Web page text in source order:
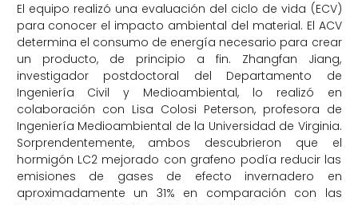
El equipo realizó una evaluación del ciclo de vida (ECV)
para conocer el impacto ambiental del material. El ACV
determina el consumo de energía necesario para crear
un producto, de principio a fin. Zhangfan Jiang,
investigador postdoctoral del Departamento de
Ingeniería Civil y Medioambiental, lo realizó en
colaboración con Lisa Colosi Peterson, profesora de
Ingeniería Medioambiental de la Universidad de Virginia.
Sorprendentemente, ambos descubrieron que el
hormigón LC2 mejorado con grafeno podía reducir las
emisiones de gases de efecto invernadero en
aproximadamente un 31% en comparación con las